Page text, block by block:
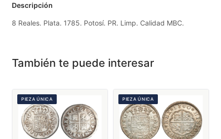
Descripción
8 Reales. Plata. 1785. Potosí. PR. Limp. Calidad MBC.
También te puede interesar
PIEZA ÚNICA PIEZA ÚNICA